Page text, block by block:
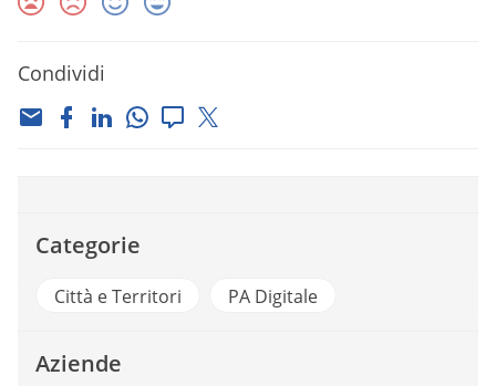
Condividi
Categorie
Città e Territori PA Digitale
Aziende